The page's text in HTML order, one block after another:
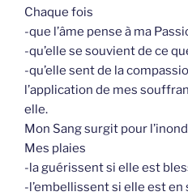
Chaque fois
-que l’âme pense à ma
-qu’elle se souvient de ce
-qu’elle sent de la
l’application de mes
elle.
Mon Sang surgit pour
Mes plaies
-la guérissent si elle est
-l’embellissent si elle est en